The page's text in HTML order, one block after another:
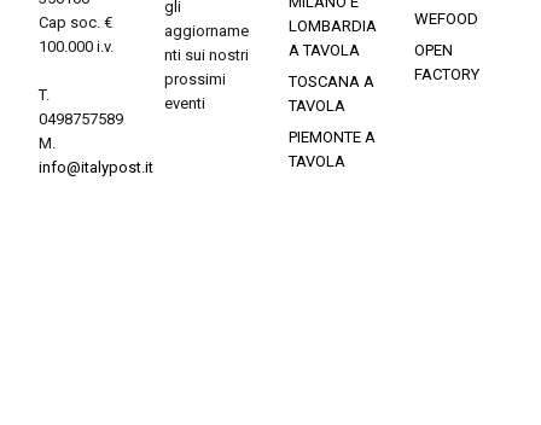
Cap soc. €
100.000 i.v.
T.
0498757589
M.
info@italypost.it
gli
aggiorname
nti sui nostri
prossimi
eventi
LOMBARDIA
A TAVOLA
TOSCANA A
TAVOLA
PIEMONTE A
TAVOLA
WEFOOD
OPEN
FACTORY